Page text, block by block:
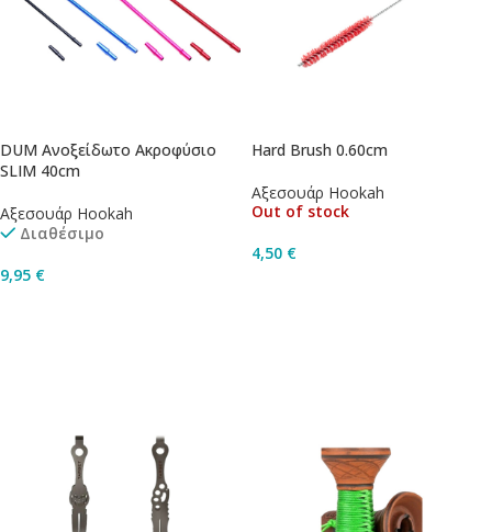
DUM Ανοξείδωτο Ακροφύσιο
SLIM 40cm
Αξεσουάρ Hookah
Διαθέσιμο
9,95 €
Hard Brush 0.60cm
Αξεσουάρ Hookah
Out of stock
4,50 €